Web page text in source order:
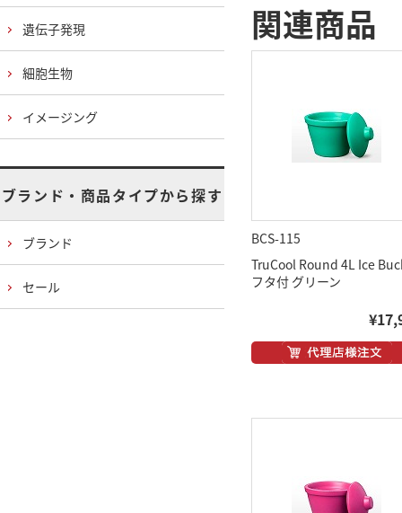
関連商品
BCS-115
TruCool Round 4L Ice
フタ付 グリーン
遺伝子発現
細胞生物
イメージング
ブランド・商品タイプから探す
ブランド
セール